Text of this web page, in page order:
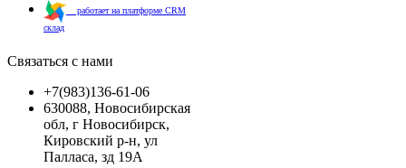
работает на платформе CRM
склад
Связаться с нами
+7(983)136-61-06
630088, Новосибирская
обл, г Новосибирск,
Кировский р-н, ул
Палласа, зд 19А